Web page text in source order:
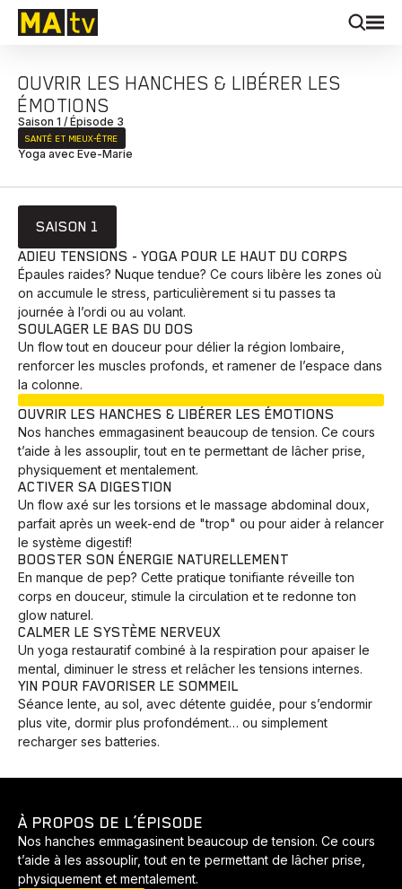
OUVRIR LES HANCHES & LIBÉRER LES
ÉMOTIONS
Saison 1 / Épisode 3
SANTÉ ET MIEUX‑ÊTRE
Yoga avec Eve-Marie
SAISON 1
ADIEU TENSIONS - YOGA POUR LE HAUT DU CORPS
Épaules raides? Nuque tendue? Ce cours libère les zones où
on accumule le stress, particulièrement si tu passes ta
journée à l’ordi ou au volant.
SOULAGER LE BAS DU DOS
Un flow tout en douceur pour délier la région lombaire,
renforcer les muscles profonds, et ramener de l’espace dans
la colonne.
OUVRIR LES HANCHES & LIBÉRER LES ÉMOTIONS
Nos hanches emmagasinent beaucoup de tension. Ce cours
t’aide à les assouplir, tout en te permettant de lâcher prise,
physiquement et mentalement.
ACTIVER SA DIGESTION
Un flow axé sur les torsions et le massage abdominal doux,
parfait après un week-end de "trop" ou pour aider à relancer
le système digestif!
BOOSTER SON ÉNERGIE NATURELLEMENT
En manque de pep? Cette pratique tonifiante réveille ton
corps en douceur, stimule la circulation et te redonne ton
glow naturel.
CALMER LE SYSTÈME NERVEUX
Un yoga restauratif combiné à la respiration pour apaiser le
mental, diminuer le stress et relâcher les tensions internes.
YIN POUR FAVORISER LE SOMMEIL
Séance lente, au sol, avec détente guidée, pour s’endormir
plus vite, dormir plus profondément… ou simplement
recharger ses batteries.
À PROPOS DE L’ÉPISODE
Nos hanches emmagasinent beaucoup de tension. Ce cours
t’aide à les assouplir, tout en te permettant de lâcher prise,
physiquement et mentalement.